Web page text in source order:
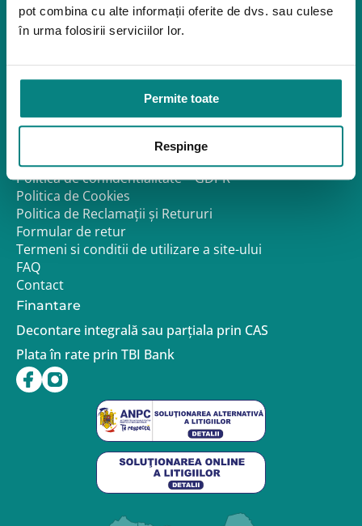
pot combina cu alte informații oferite de dvs. sau culese
în urma folosirii serviciilor lor.
Permite toate
Respinge
Apnee în somn
Orteze
Oxigenoterapia
Paturi de spital si saltele
Despre noi
Politica de confidentialitate – GDPR
Politica de Cookies
Politica de Reclamații și Retururi
Formular de retur
Termeni si conditii de utilizare a site-ului
FAQ
Contact
Finantare
Decontare integrală sau parțiala prin CAS
Plata în rate prin TBI Bank